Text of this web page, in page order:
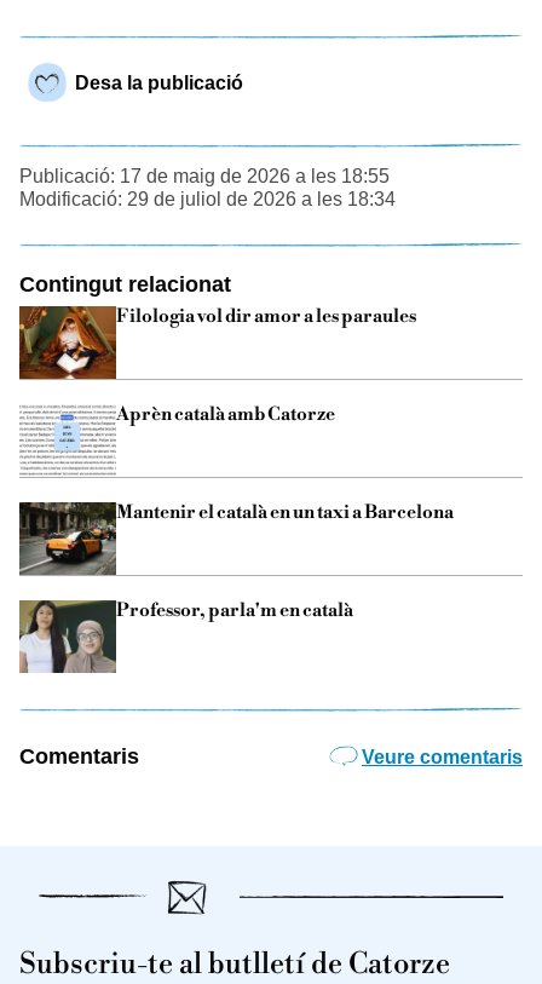
Desa la publicació
Publicació: 17 de maig de 2026 a les 18:55
Modificació: 29 de juliol de 2026 a les 18:34
Contingut relacionat
Filologia vol dir amor a les paraules
Aprèn català amb Catorze
Mantenir el català en un taxi a Barcelona
Professor, parla'm en català
Comentaris Veure comentaris
Subscriu-te al butlletí de Catorze